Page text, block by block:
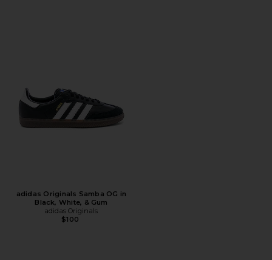
adidas Originals Samba OG in
Black, White, & Gum
adidas Originals
$100